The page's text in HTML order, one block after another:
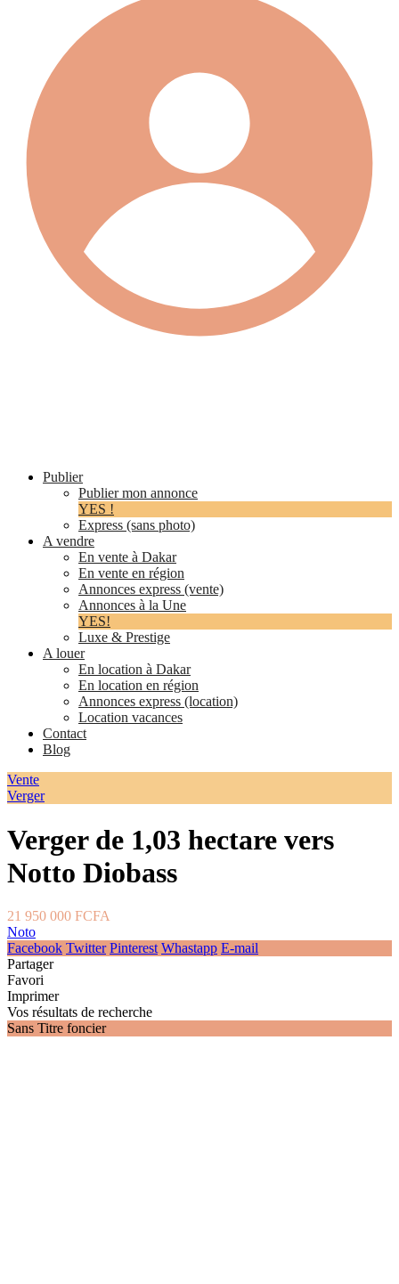
Publier
Publier mon annonce
YES !
Express (sans photo)
A vendre
En vente à Dakar
En vente en région
Annonces express (vente)
Annonces à la Une
YES!
Luxe & Prestige
A louer
En location à Dakar
En location en région
Annonces express (location)
Location vacances
Contact
Blog
Vente
Verger
Verger de 1,03 hectare vers
Notto Diobass
21 950 000 FCFA
Noto
Facebook Twitter Pinterest Whastapp E-mail
Partager
Favori
Imprimer
Vos résultats de recherche
Sans Titre foncier